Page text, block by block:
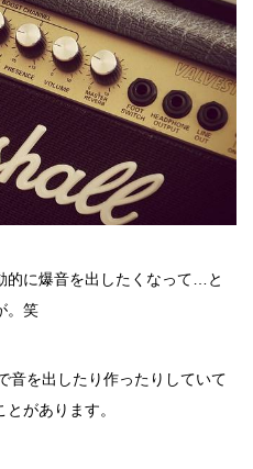
的に爆音を出したくなって…と
。笑
音を出したり作ったりしていて
があります。